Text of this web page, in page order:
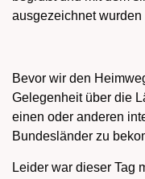
ausgezeichnet wurden
Bevor wir den
Gelegenheit über die
einen oder anderen
Bundesländer zu
Leider war dieser Tag